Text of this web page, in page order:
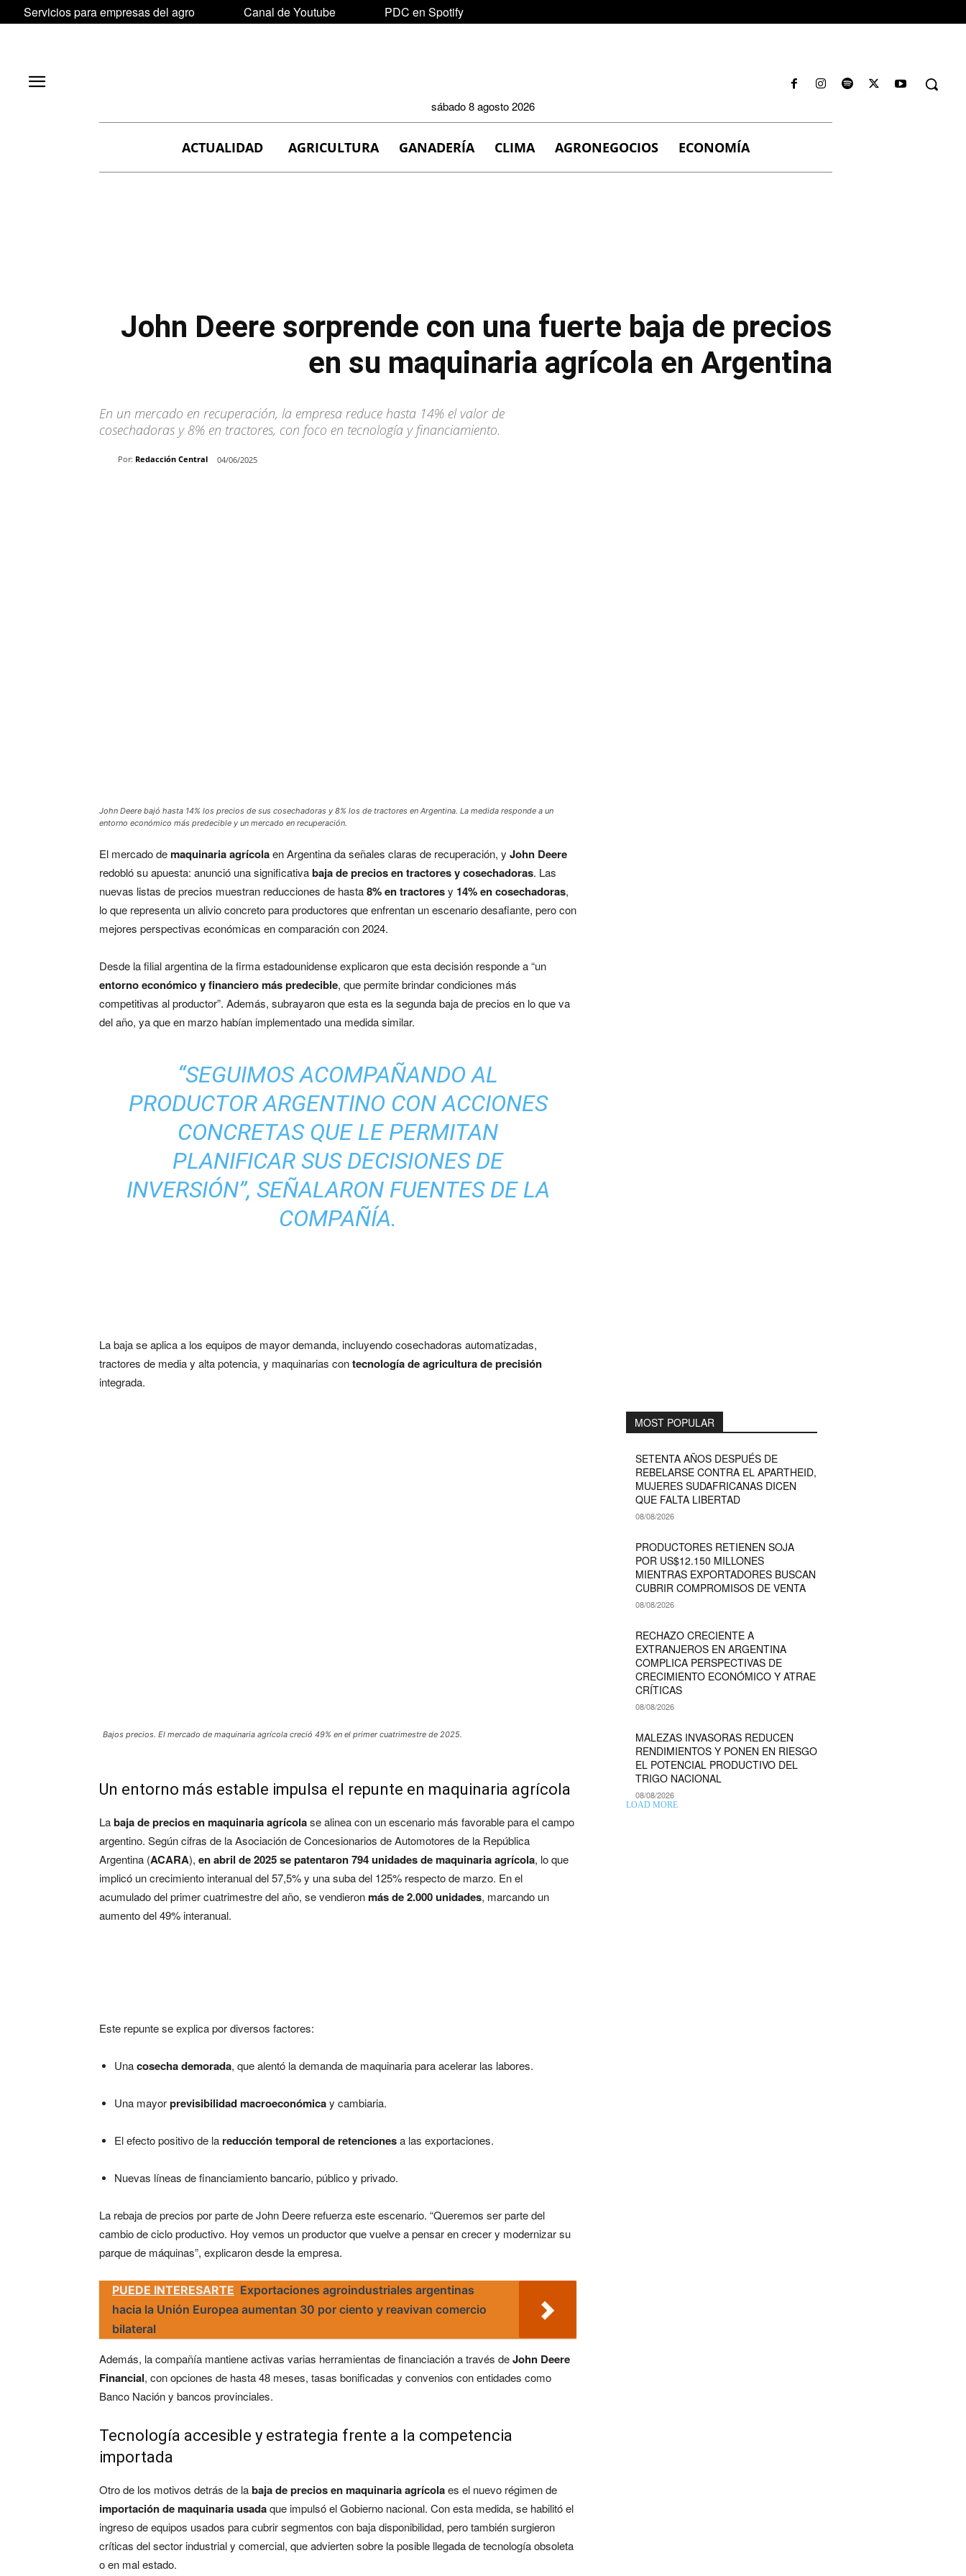
Servicios para empresas del agro Canal de Youtube PDC en Spotify
sábado 8 agosto 2026
ACTUALIDAD AGRICULTURA GANADERÍA CLIMA AGRONEGOCIOS ECONOMÍA
John Deere sorprende con una fuerte baja de precios
en su maquinaria agrícola en Argentina
En un mercado en recuperación, la empresa reduce hasta 14% el valor de
cosechadoras y 8% en tractores, con foco en tecnología y financiamiento.
Por: Redacción Central 04/06/2025
John Deere bajó hasta 14% los precios de sus cosechadoras y 8% los de tractores en Argentina. La medida responde a un
entorno económico más predecible y un mercado en recuperación.
El mercado demaquinaria agrícolaen Argentina da señales claras de recuperación, y John Deere
redobló su apuesta: anunció una significativabaja de precios en tractores y cosechadoras. Las
nuevas listas de precios muestran reducciones de hasta8% en tractoresy 14% en cosechadoras,
lo que representa un alivio concreto para productores que enfrentan un escenario desafiante, pero con
mejores perspectivas económicas en comparación con 2024.
Desde la filial argentina de la firma estadounidense explicaron que esta decisión responde a “un
entorno económico y financiero más predecible, que permite brindar condiciones más
competitivas al productor”. Además, subrayaron que esta es la segunda baja de precios en lo que va
del año, ya que en marzo habían implementado una medida similar.
“SEGUIMOS ACOMPAÑANDO AL
PRODUCTOR ARGENTINO CON ACCIONES
CONCRETAS QUE LE PERMITAN
PLANIFICAR SUS DECISIONES DE
INVERSIÓN”, SEÑALARON FUENTES DE LA
COMPAÑÍA.
La baja se aplica a los equipos de mayor demanda, incluyendo cosechadoras automatizadas,
tractores de media y alta potencia, y maquinarias contecnología de agricultura de precisión
integrada.
Bajos precios. El mercado de maquinaria agrícola creció 49% en el primer cuatrimestre de 2025.
Un entorno más estable impulsa el repunte en maquinaria agrícola
Labaja de precios en maquinaria agrícolase alinea con un escenario más favorable para el campo
argentino. Según cifras de la Asociación de Concesionarios de Automotores de la República
Argentina (ACARA), en abril de 2025 se patentaron 794 unidades de maquinaria agrícola, lo que
implicó un crecimiento interanual del 57,5% y una suba del 125% respecto de marzo. En el
acumulado del primer cuatrimestre del año, se vendieronmás de 2.000 unidades, marcando un
aumento del 49% interanual.
Este repunte se explica por diversos factores:
Unacosecha demorada, que alentó la demanda de maquinaria para acelerar las labores.
Una mayorprevisibilidad macroeconómicay cambiaria.
El efecto positivo de la reducción temporal de retencionesa las exportaciones.
Nuevas líneas de financiamiento bancario, público y privado.
La rebaja de precios por parte de John Deere refuerza este escenario. “Queremos ser parte del
cambio de ciclo productivo. Hoy vemos un productor que vuelve a pensar en crecer y modernizar su
parque de máquinas”, explicaron desde la empresa.
PUEDE INTERESARTE Exportaciones agroindustriales argentinas
hacia la Unión Europea aumentan 30 por ciento y reavivan comercio
bilateral
Además, la compañía mantiene activas varias herramientas de financiación a través deJohn Deere
Financial, con opciones de hasta 48 meses, tasas bonificadas y convenios con entidades como
Banco Nación y bancos provinciales.
Tecnología accesible y estrategia frente a la competencia
importada
Otro de los motivos detrás de labaja de precios en maquinaria agrícolaes el nuevo régimen de
importación de maquinaria usadaque impulsó el Gobierno nacional. Con esta medida, se habilitó el
ingreso de equipos usados para cubrir segmentos con baja disponibilidad, pero también surgieron
críticas del sector industrial y comercial, que advierten sobre la posible llegada de tecnología obsoleta
o en mal estado.
MOST POPULAR
SETENTA AÑOS DESPUÉS DE
REBELARSE CONTRA EL APARTHEID,
MUJERES SUDAFRICANAS DICEN
QUE FALTA LIBERTAD
08/08/2026
PRODUCTORES RETIENEN SOJA
POR US$12.150 MILLONES
MIENTRAS EXPORTADORES BUSCAN
CUBRIR COMPROMISOS DE VENTA
08/08/2026
RECHAZO CRECIENTE A
EXTRANJEROS EN ARGENTINA
COMPLICA PERSPECTIVAS DE
CRECIMIENTO ECONÓMICO Y ATRAE
CRÍTICAS
08/08/2026
MALEZAS INVASORAS REDUCEN
RENDIMIENTOS Y PONEN EN RIESGO
EL POTENCIAL PRODUCTIVO DEL
TRIGO NACIONAL
08/08/2026
LOAD MORE